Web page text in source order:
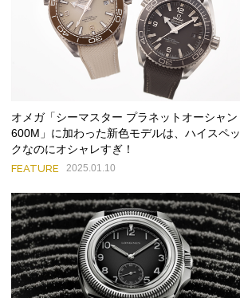
オメガ「シーマスター プラネットオーシャン
600M」に加わった新色モデルは、ハイスペッ
クなのにオシャレすぎ！
FEATURE 2025.01.10